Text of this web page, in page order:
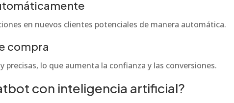
en nuevos clientes potenciales de manera automática.
compra
precisas, lo que aumenta la confianza y las conversiones.
con inteligencia artificial?